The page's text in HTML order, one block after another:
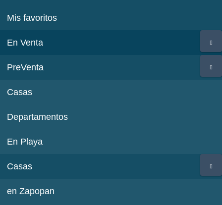
Mis favoritos
En Venta
PreVenta
Casas
Departamentos
En Playa
Casas
en Zapopan